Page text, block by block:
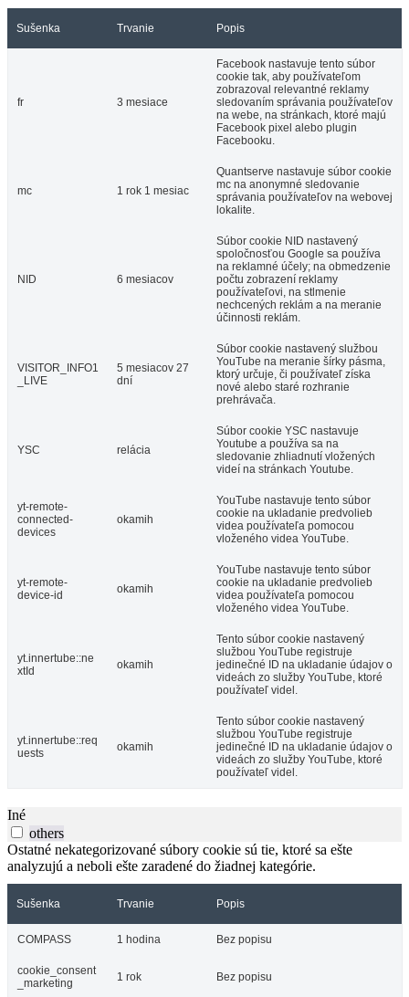
Sušenka Trvanie Popis
fr 3 mesiace
Facebook nastavuje tento súbor
cookie tak, aby používateľom
zobrazoval relevantné reklamy
sledovaním správania používateľov
na webe, na stránkach, ktoré majú
Facebook pixel alebo plugin
Facebooku.
mc 1 rok 1 mesiac
Quantserve nastavuje súbor cookie
mc na anonymné sledovanie
správania používateľov na webovej
lokalite.
NID 6 mesiacov
Súbor cookie NID nastavený
spoločnosťou Google sa používa
na reklamné účely; na obmedzenie
počtu zobrazení reklamy
používateľovi, na stlmenie
nechcených reklám a na meranie
účinnosti reklám.
VISITOR_INFO1
_LIVE
5 mesiacov 27
dní
Súbor cookie nastavený službou
YouTube na meranie šírky pásma,
ktorý určuje, či používateľ získa
nové alebo staré rozhranie
prehrávača.
YSC relácia
Súbor cookie YSC nastavuje
Youtube a používa sa na
sledovanie zhliadnutí vložených
videí na stránkach Youtube.
yt-remote-
connected-
devices
okamih
YouTube nastavuje tento súbor
cookie na ukladanie predvolieb
videa používateľa pomocou
vloženého videa YouTube.
yt-remote-
device-id
okamih
YouTube nastavuje tento súbor
cookie na ukladanie predvolieb
videa používateľa pomocou
vloženého videa YouTube.
yt.innertube::ne
xtId
okamih
Tento súbor cookie nastavený
službou YouTube registruje
jedinečné ID na ukladanie údajov o
videách zo služby YouTube, ktoré
používateľ videl.
yt.innertube::req
uests
okamih
Tento súbor cookie nastavený
službou YouTube registruje
jedinečné ID na ukladanie údajov o
videách zo služby YouTube, ktoré
používateľ videl.
Iné
others
Ostatné nekategorizované súbory cookie sú tie, ktoré sa ešte
analyzujú a neboli ešte zaradené do žiadnej kategórie.
Sušenka Trvanie Popis
COMPASS 1 hodina Bez popisu
cookie_consent
_marketing
1 rok Bez popisu